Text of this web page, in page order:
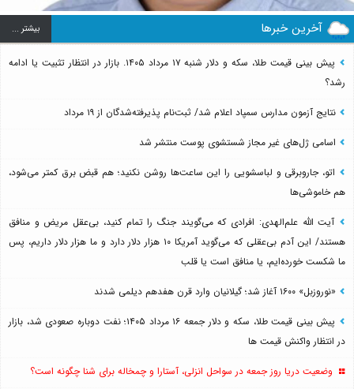
آخرین خبرها بيشتر ...
پیش بینی قیمت طلا، سکه و دلار شنبه ۱۷ مرداد ۱۴۰۵. بازار در انتظار تثبیت یا ادامه
رشد؟
نتایج آزمون مدارس سمپاد اعلام شد/ ثبت‌نام پذیرفته‌شدگان از ۱۹ مرداد
اسامی ژل‌های غیر مجاز شستشوی پوست منتشر شد
اتو، جاروبرقی و لباسشویی را این ساعت‌ها روشن نکنید؛ هم قبض برق کمتر می‌شود،
هم خاموشی‌ها
آیت الله علم‌الهدی: افرادی که می‌گویند جنگ را تمام کنید، بی‌عقل مریض و منافق
هستند/ این آدم بی‌عقلی که می‌گوید آمریکا ۱۰ هزار دلار دارد و ما هزار دلار داریم، پس
ما شکست خورده‌ایم، یا منافق است یا قلب
«نوروزبل» ۱۶۰۰ آغاز شد؛ گیلانیان وارد قرن هفدهم دیلمی شدند
پیش بینی قیمت طلا، سکه و دلار جمعه ۱۶ مرداد ۱۴۰۵؛ نفت دوباره صعودی شد، بازار
در انتظار واکنش قیمت ها
وضعیت دریا روز جمعه در سواحل انزلی، آستارا و چمخاله برای شنا چگونه است؟